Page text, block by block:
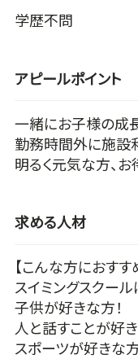
学歴不問
アピールポイント
一緒にお子様の成
勤務時間外に施設
明るく元気な方、
求める人材
【こんな方におすす
スイミングスクール
子供が好きな方！
人と話すことが好き
スポーツが好きな方